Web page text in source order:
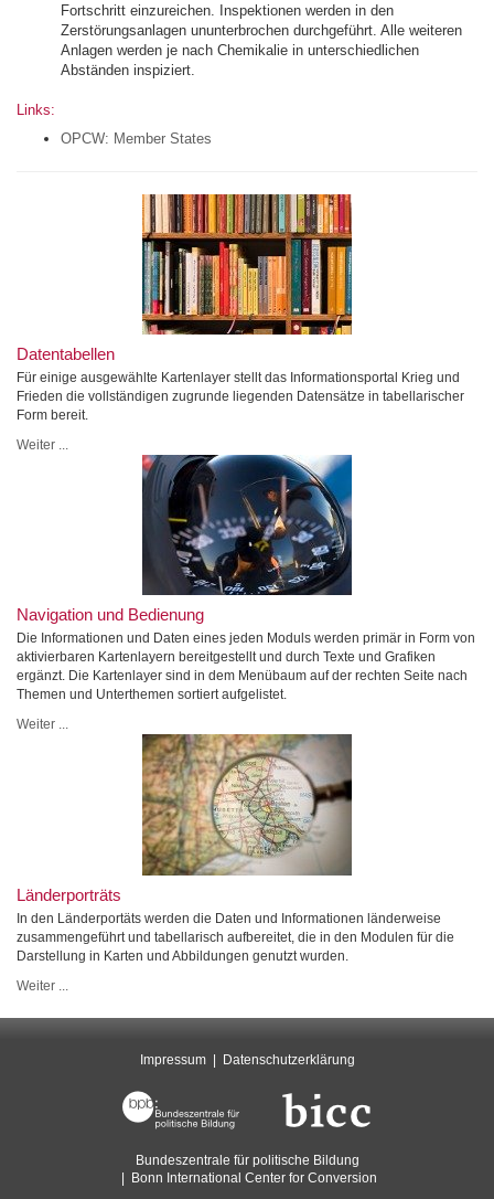
Fortschritt einzureichen. Inspektionen werden in den
Zerstörungsanlagen ununterbrochen durchgeführt. Alle weiteren
Anlagen werden je nach Chemikalie in unterschiedlichen
Abständen inspiziert.
Links:
OPCW: Member States
Datentabellen
Für einige ausgewählte Kartenlayer stellt das Informationsportal Krieg und
Frieden die vollständigen zugrunde liegenden Datensätze in tabellarischer
Form bereit.
Weiter ...
Navigation und Bedienung
Die Informationen und Daten eines jeden Moduls werden primär in Form von
aktivierbaren Kartenlayern bereitgestellt und durch Texte und Grafiken
ergänzt. Die Kartenlayer sind in dem Menübaum auf der rechten Seite nach
Themen und Unterthemen sortiert aufgelistet.
Weiter ...
Länderporträts
In den Länderportäts werden die Daten und Informationen länderweise
zusammengeführt und tabellarisch aufbereitet, die in den Modulen für die
Darstellung in Karten und Abbildungen genutzt wurden.
Weiter ...
Impressum Datenschutzerklärung
Bundeszentrale für politische Bildung
Bonn International Center for Conversion